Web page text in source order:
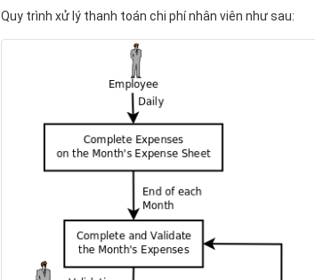
Quy trình xử lý thanh toán chi phí nhân viên như sau: